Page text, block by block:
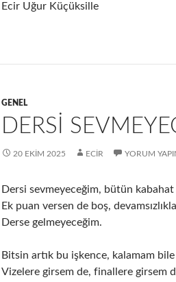
Ecir Uğur Küçüksille
GENEL
DERSİ
20 EKIM 2025 ECIR YORUM
Dersi sevmeyeceğim, bütün kabahat
Ek puan versen de boş,
Derse gelmeyeceğim.
Bitsin artık bu işkence, kalamam
Vizelere girsem de, finallere girsem